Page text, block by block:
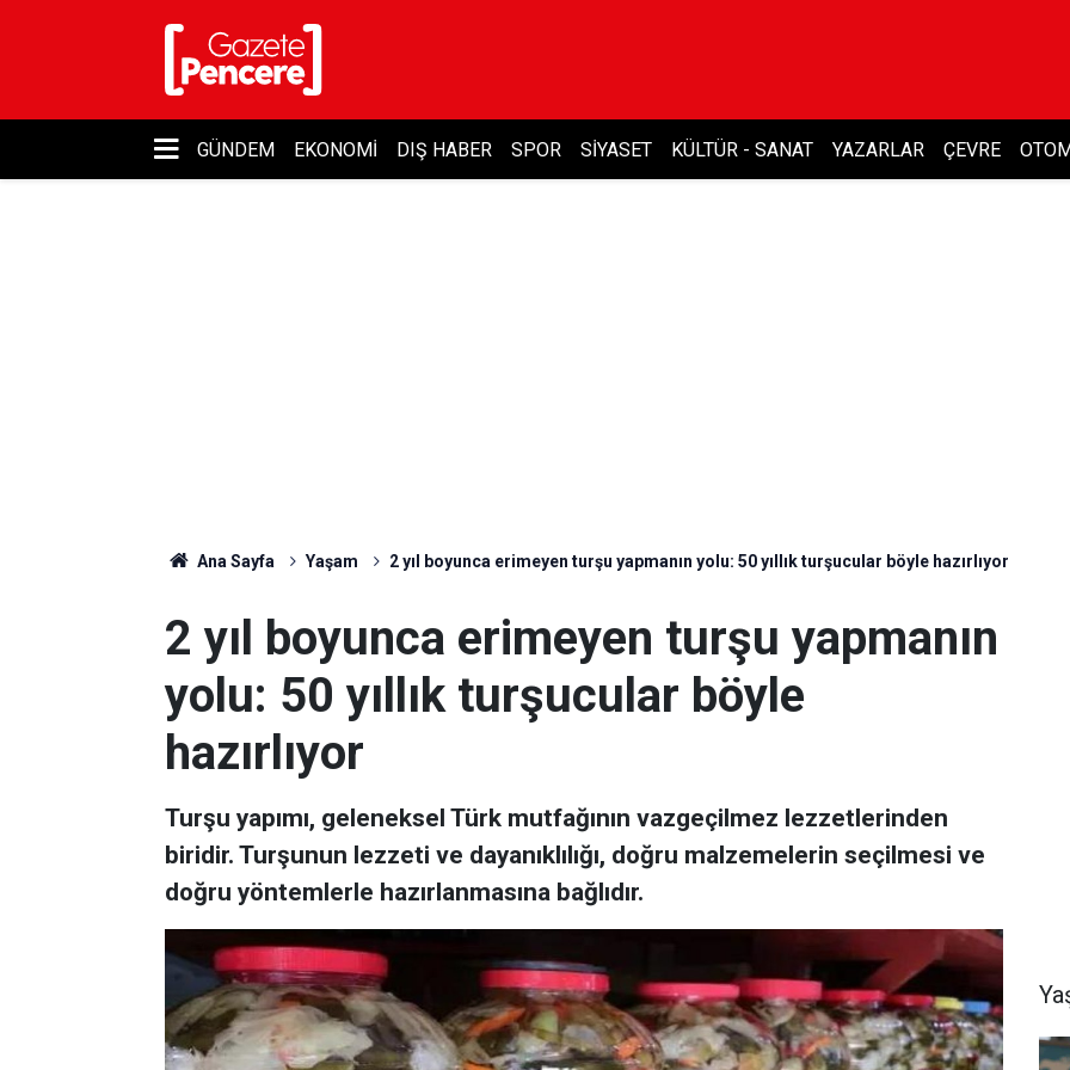
GÜNDEM EKONOMI DIŞ HABER SPOR SIYASET KÜLTÜR - SANAT YAZARLAR ÇEVRE
Ana Sayfa Yaşam 2 yıl boyunca erimeyen turşu yapmanın yolu: 50 yıllık turşucular böyle hazırlıyor
2 yıl boyunca erimeyen turşu yapmanın
yolu: 50 yıllık turşucular böyle
hazırlıyor
Turşu yapımı, geleneksel Türk mutfağının vazgeçilmez lezzetlerinden
biridir. Turşunun lezzeti ve dayanıklılığı, doğru malzemelerin seçilmesi ve
doğru yöntemlerle hazırlanmasına bağlıdır.